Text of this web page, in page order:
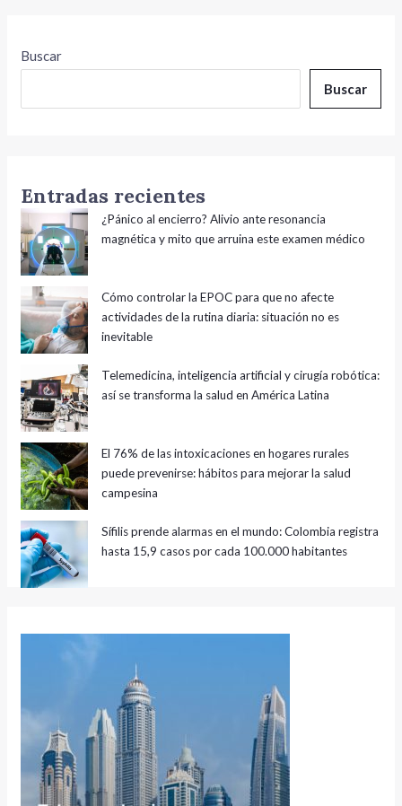
Buscar
Buscar
Entradas recientes
¿Pánico al encierro? Alivio ante resonancia
magnética y mito que arruina este examen médico
Cómo controlar la EPOC para que no afecte
actividades de la rutina diaria: situación no es
inevitable
Telemedicina, inteligencia artificial y cirugía robótica:
así se transforma la salud en América Latina
El 76% de las intoxicaciones en hogares rurales
puede prevenirse: hábitos para mejorar la salud
campesina
Sífilis prende alarmas en el mundo: Colombia registra
hasta 15,9 casos por cada 100.000 habitantes